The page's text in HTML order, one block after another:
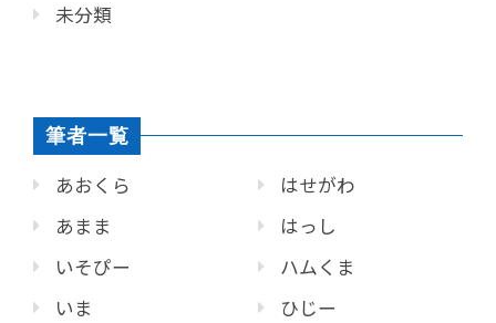
未分類
筆者一覧
あおくら
あまま
いそぴー
いま
はせがわ
はっし
ハムくま
ひじー